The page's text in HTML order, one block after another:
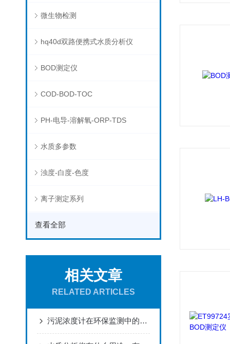
微生物检测
hq40d双路便携式水质分析仪
BOD测定仪
COD-BOD-TOC
PH-电导-溶解氧-ORP-TDS
水质多参数
浊度-白度-色度
离子测定系列
查看全部
相关文章
RELATED ARTICLES
污泥浓度计在环保监测中的应用